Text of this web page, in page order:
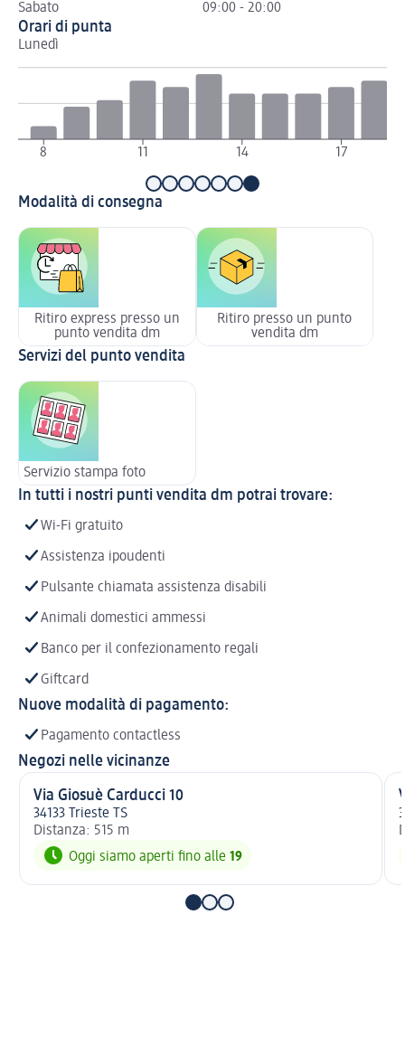
Sabato
09:00 - 20:00
Orari di punta
Lunedì
8 11 14 17
Modalità di consegna
Ritiro express presso un
punto vendita dm
Ritiro presso un punto
vendita dm
Servizi del punto vendita
Servizio stampa foto
In tutti i nostri punti vendita dm potrai trovare:
Wi-Fi gratuito
Assistenza ipoudenti
Pulsante chiamata assistenza disabili
Animali domestici ammessi
Banco per il confezionamento regali
Giftcard
Nuove modalità di pagamento:
Pagamento contactless
Negozi nelle vicinanze
Via Giosuè Carducci 10
34133 Trieste TS
Distanza: 515 m
Oggi siamo aperti fino alle 19